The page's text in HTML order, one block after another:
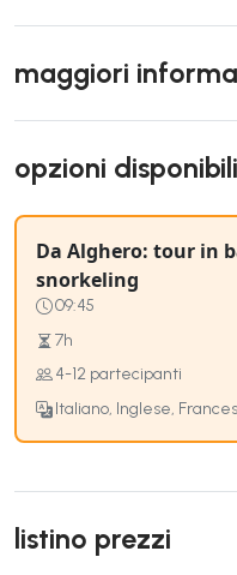
maggiori
opzioni disponibili
Da Alghero: tour in
snorkeling
09:45
7h
4-12 partecipanti
Italiano, Inglese,
listino prezzi